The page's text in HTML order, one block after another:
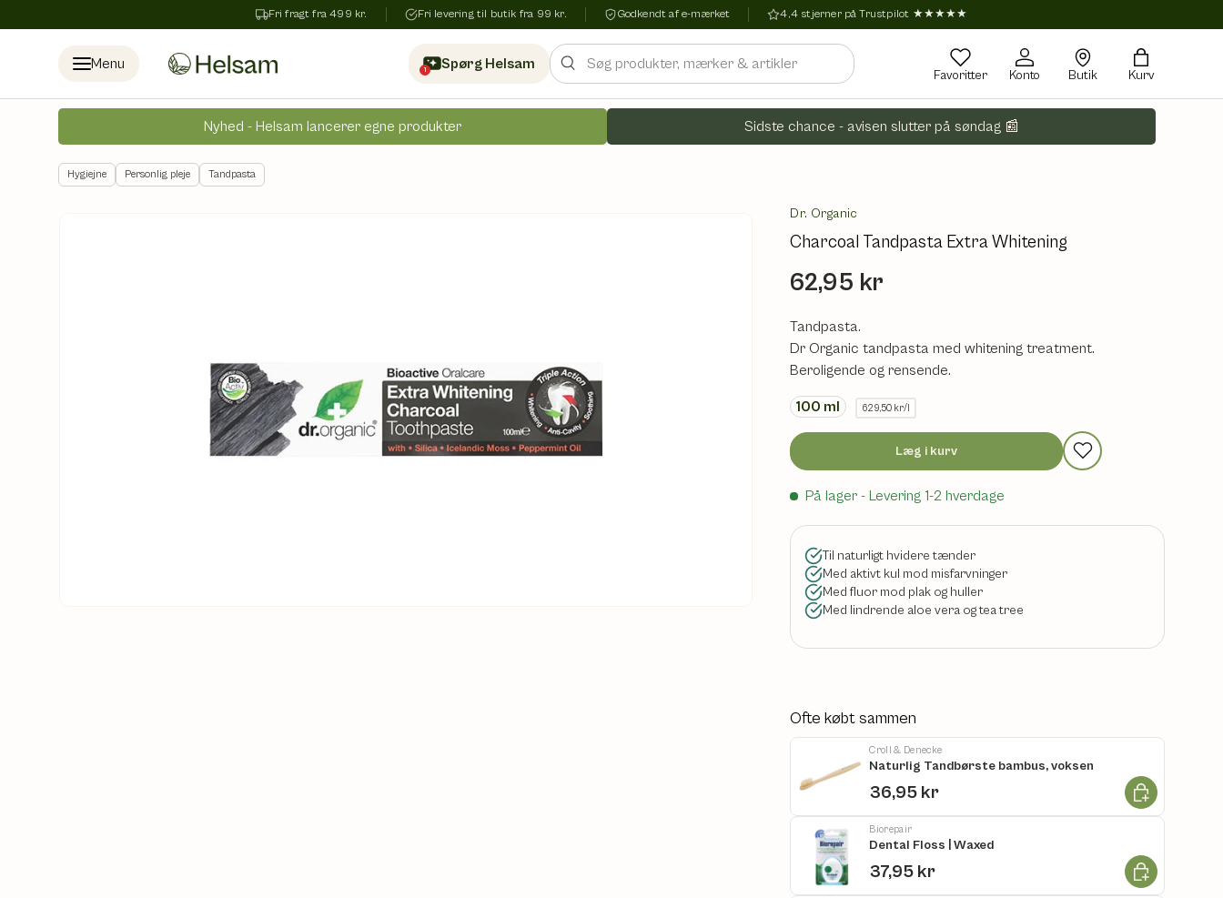
Spring til indhold
Fri fragt fra 499 kr. Fri levering til butik fra 99 kr. Godkendt af e-mærket 4,4 stjerner på Trustpilot ★★★★★
1 Spørg Helsam
Søg
Favoritter
Konto Butik Kurv
Menu
Nyhed - Helsam lancerer egne produkter Sidste chance - avisen slutter på søndag 📰
Hygiejne Personlig pleje Tandpasta
Dr. Organic
Charcoal Tandpasta Extra Whitening
62,95 kr
Tandpasta.
Dr Organic tandpasta med whitening treatment.
Beroligende og rensende.
100 ml 629,50 kr/l
Læg i kurv
På lager - Levering 1-2 hverdage
Til naturligt hvidere tænder
Med aktivt kul mod misfarvninger
Med fluor mod plak og huller
Med lindrende aloe vera og tea tree
Ofte købt sammen
Croll & Denecke
Naturlig Tandbørste bambus, voksen
36,95 kr Læg i kurv
Biorepair
Dental Floss | Waxed
37,95 kr Læg i kurv